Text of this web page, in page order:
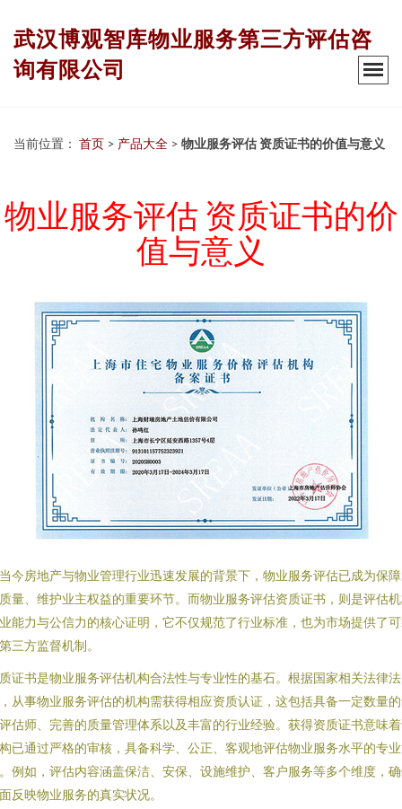
武汉博观智库物业服务第三方评估咨
询有限公司
当前位置： 首页 > 产品大全 > 物业服务评估 资质证书的价值与意义
物业服务评估 资质证书的价
值与意义
今房地产与物业管理行业迅速发展的背景下，物业服务评估已成为保
量、维护业主权益的重要环节。而物业服务评估资质证书，则是评估
能力与公信力的核心证明，它不仅规范了行业标准，也为市场提供了
三方监督机制。
证书是物业服务评估机构合法性与专业性的基石。根据国家相关法律法
从事物业服务评估的机构需获得相应资质认证，这包括具备一定数量
估师、完善的质量管理体系以及丰富的行业经验。获得资质证书意味
已通过严格的审核，具备科学、公正、客观地评估物业服务水平的专
例如，评估内容涵盖保洁、安保、设施维护、客户服务等多个维度，
反映物业服务的真实状况。